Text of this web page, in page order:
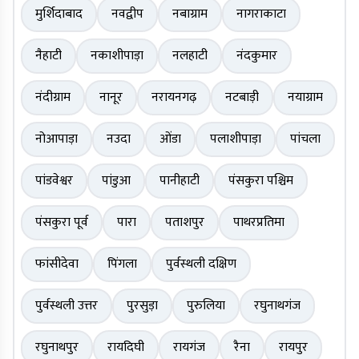
मुर्शिदाबाद नवद्वीप नबाग्राम
नागराकाटा
नैहाटी
नकाशीपाड़ा नलहाटी
नंदकुमार
नंदीग्राम
नानूर नरायनगढ़ नटबाड़ी
नयाग्राम
नोआपाड़ा
नउदा ओंडा पलाशीपाड़ा
पांचला
पांडवेश्वर
पांडुआ पानीहाटी
पंसकुरा पश्चिम
पंसकुरा पूर्व
पारा पताशपुर
पाथरप्रतिमा
फांसीदेवा
पिंगला
पुर्वस्थली दक्षिण
पुर्वस्थली उत्तर
पुरसुड़ा पुरुलिया
रघुनाथगंज
रघुनाथपुर
रायदिघी रायगंज रैना
रायपुर